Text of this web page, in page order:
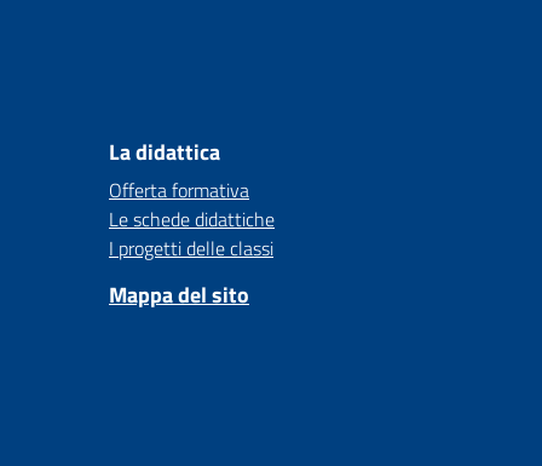
La didattica
Offerta formativa
Le schede didattiche
I progetti delle classi
Mappa del sito